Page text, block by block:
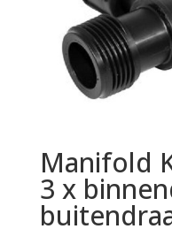
Manifold
3 x